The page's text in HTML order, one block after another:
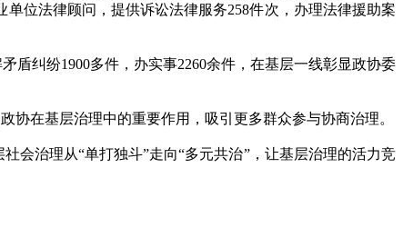
位法律顾问，提供诉讼法律服务258件次，办理法律援助案
纠纷1900多件，办实事2260余件，在基层一线彰显政协委
在基层治理中的重要作用，吸引更多群众参与协商治理。
治理从“单打独斗”走向“多元共治”，让基层治理的活力竞